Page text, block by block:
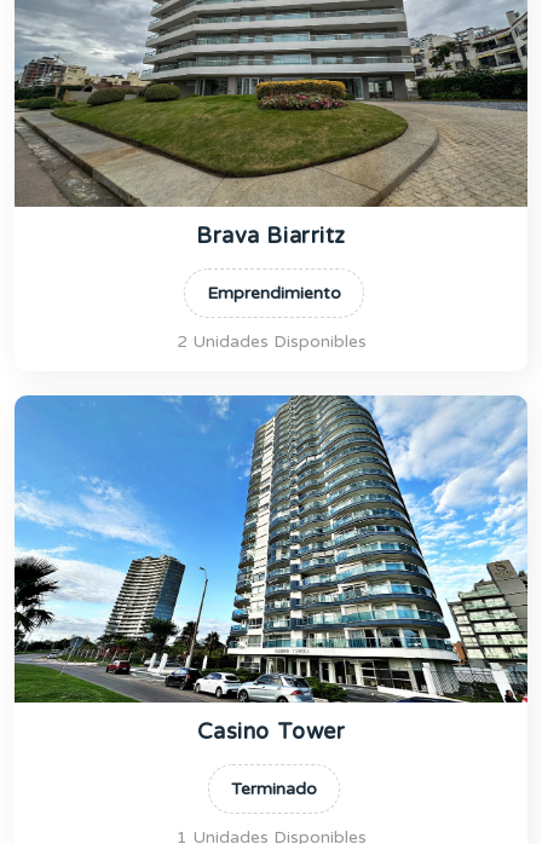
Brava Biarritz
Emprendimiento
2 Unidades Disponibles
Casino Tower
Terminado
1 Unidades Disponibles